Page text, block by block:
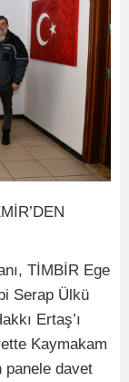
TİMBİR Ege
Serap Ülkü
Ertaş’ı
Kaymakam
panele davet